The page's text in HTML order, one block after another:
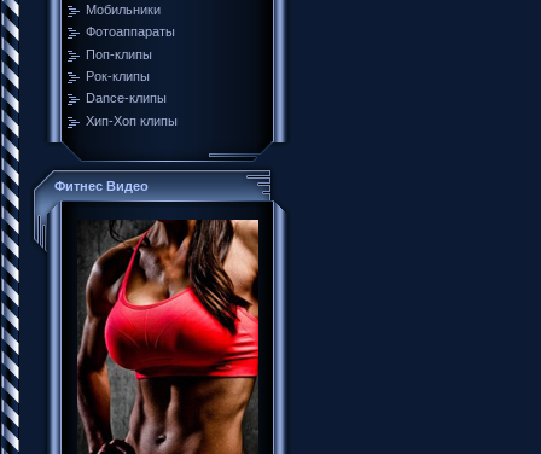
Мобильники
Фотоаппараты
Поп-клипы
Рок-клипы
Dance-клипы
Хип-Хоп клипы
Фитнес Видео